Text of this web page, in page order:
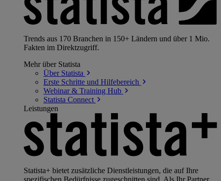
Trends aus 170 Branchen in 150+ Ländern und über 1 Mio.
Fakten im Direktzugriff.
Mehr über Statista
Über Statista
Erste Schritte und Hilfebereich
Webinar & Training Hub
Statista Connect
Leistungen
Statista+ bietet zusätzliche Dienstleistungen, die auf Ihre
spezifischen Bedürfnisse zugeschnitten sind. Als Ihr Partner